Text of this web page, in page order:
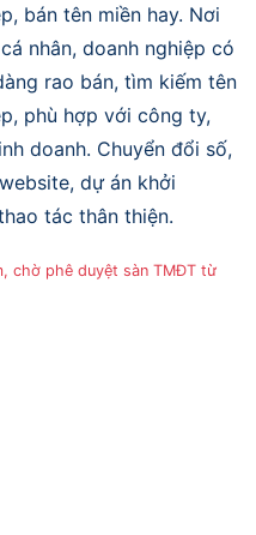
bán tên miền hay. Nơi
nhân, doanh nghiệp có
rao bán, tìm kiếm tên
phù hợp với công ty,
doanh. Chuyển đổi số,
dự án khởi
tác thân thiện.
chờ phê duyệt sàn TMĐT từ